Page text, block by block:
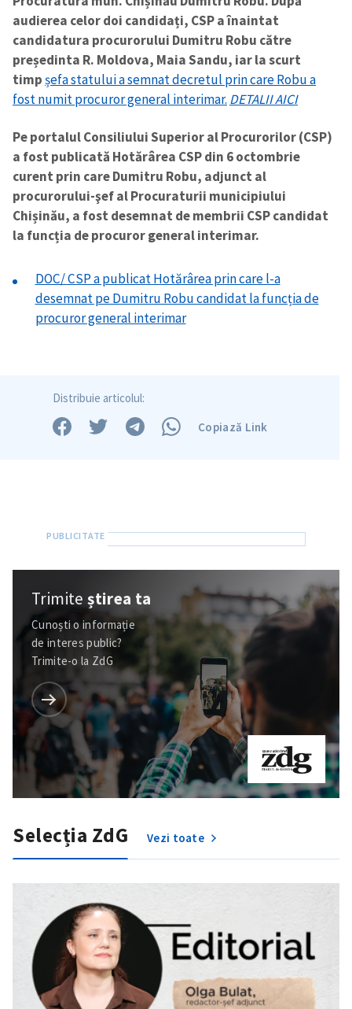
Trimite o informație
Despre ZdG
audierea celor doi candidați, CSP a înaintat
candidatura procurorului Dumitru Robu către
președinta R. Moldova, Maia Sandu, iar la scurt
timpșefa statului a semnat decretul prin care Robu a
fost numit procuror general interimar. DETALII AICI
Pe portalul Consiliului Superior al Procurorilor (CSP)
a fost publicată Hotărârea CSP din 6 octombrie
curent prin care Dumitru Robu, adjunct al
procurorului-şef al Procuraturii municipiului
Chișinău, a fost desemnat de membrii CSP candidat
la funcția de procuror general interimar.
DOC/ CSP a publicat Hotărârea prin care l-a
desemnat pe Dumitru Robu candidat la funcția de
procuror general interimar
Distribuie articolul:
Copiază Link
Trimiteștirea ta
Cunoști o informație
de interes public?
Trimite-o la ZdG
Selecția ZdG Vezi toate